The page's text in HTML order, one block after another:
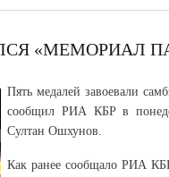
«МЕМОРИАЛ
Пять медалей завоевали
сообщил РИА КБР в
Султан Ошхунов.
Как ранее сообщало РИА